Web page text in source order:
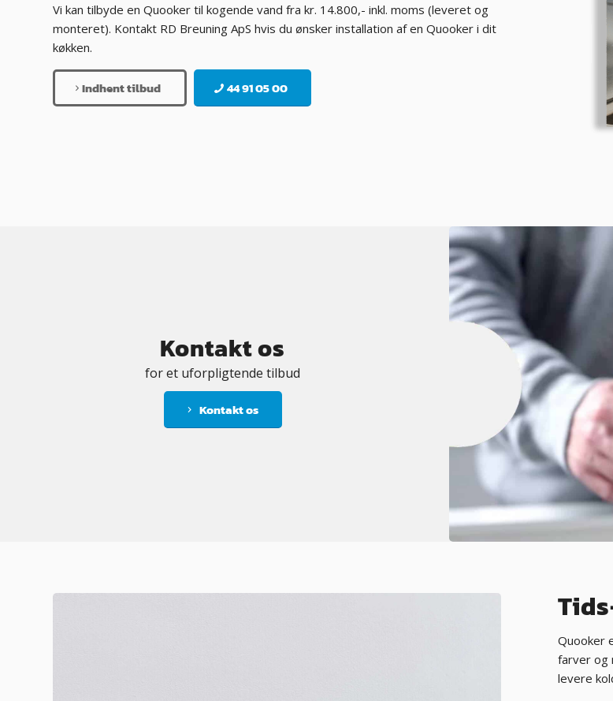
Vi kan tilbyde en Quooker til kogende vand fra kr. 14.800,- inkl. moms (leveret og
monteret). Kontakt RD Breuning ApS hvis du ønsker installation af en Quooker i dit
køkken.
Indhent tilbud 44 91 05 00
Kontakt os
for et uforpligtende tilbud
Kontakt os
Quooker
farver og
levere